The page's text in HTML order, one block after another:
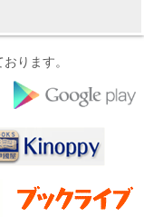
ります。